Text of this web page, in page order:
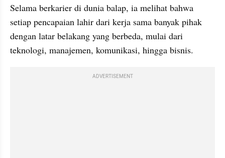
Selama berkarier di dunia balap, ia melihat bahwa
setiap pencapaian lahir dari kerja sama banyak pihak
dengan latar belakang yang berbeda, mulai dari
teknologi, manajemen, komunikasi, hingga bisnis.
ADVERTISEMENT